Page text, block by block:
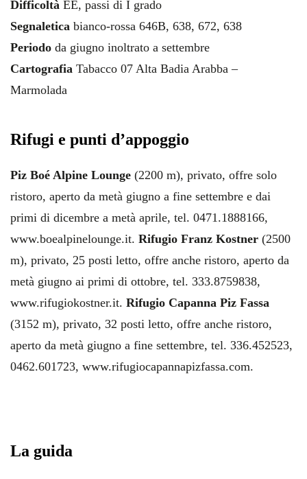
Difficoltà EE, passi di I grado
Segnaletica bianco-rossa 646B, 638, 672, 638
Periodo da giugno inoltrato a settembre
Cartografia Tabacco 07 Alta Badia Arabba –
Marmolada
Rifugi e punti d’appoggio
Piz Boé Alpine Lounge (2200 m), privato, offre solo
ristoro, aperto da metà giugno a fine settembre e dai
primi di dicembre a metà aprile, tel. 0471.1888166,
www.boealpinelounge.it. Rifugio Franz Kostner (2500
m), privato, 25 posti letto, offre anche ristoro, aperto da
metà giugno ai primi di ottobre, tel. 333.8759838,
www.rifugiokostner.it. Rifugio Capanna Piz Fassa
(3152 m), privato, 32 posti letto, offre anche ristoro,
aperto da metà giugno a fine settembre, tel. 336.452523,
0462.601723, www.rifugiocapannapizfassa.com.
La guida